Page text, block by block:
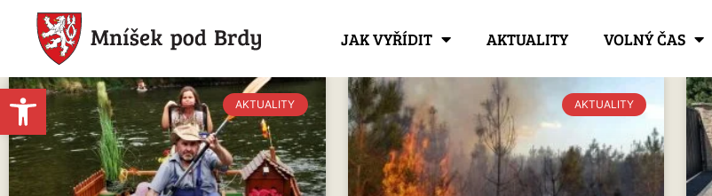
Open toolbar
JAK VYŘÍDIT AKTUALITY VOLNÝ ČAS
AKTUALITY AKTUALITY